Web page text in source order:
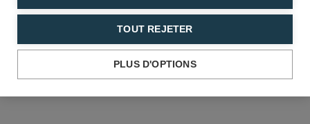
TOUT REJETER
PLUS D'OPTIONS